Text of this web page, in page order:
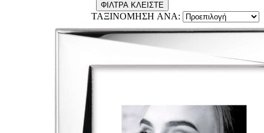
ΦΙΛΤΡΑ ΚΛΕΙΣΤΕ
ΤΑΞΙΝΟΜΗΣΗ ANA: